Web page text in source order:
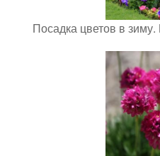
Посадка цветов в